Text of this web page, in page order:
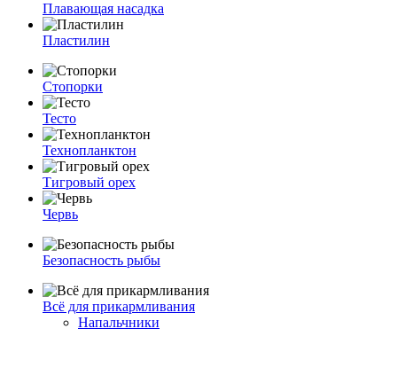
Плавающая насадка
Пластилин
Стопорки
Тесто
Технопланктон
Тигровый орех
Червь
Безопасность рыбы
Всё для прикармливания
Напальчники